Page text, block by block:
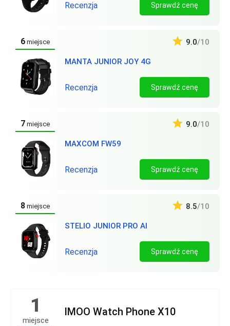
Recenzja Sprawdź cenę
6 miejsce
MANTA JUNIOR JOY 4G
9.0/10
Recenzja Sprawdź cenę
7 miejsce
MAXCOM FW59
9.0/10
Recenzja Sprawdź cenę
8 miejsce
STELIO JUNIOR PRO AI
8.5/10
Recenzja Sprawdź cenę
1
miejsce
IMOO Watch Phone X10